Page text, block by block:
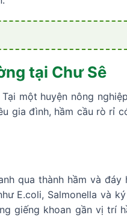
tại Chư Sê
một huyện nông
gia đình, hầm cầu rò rỉ
qua thành hầm và đáy
E.coli, Salmonella và
giếng khoan gần vị trí